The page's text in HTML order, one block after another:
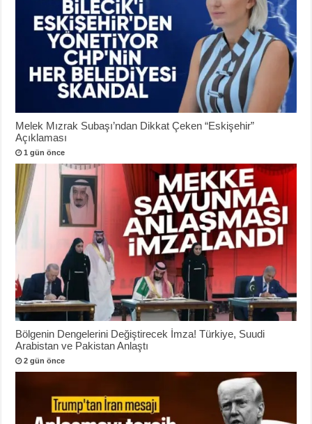
Melek Mızrak Subaşı’ndan Dikkat Çeken “Eskişehir”
Açıklaması
1 gün önce
Bölgenin Dengelerini Değiştirecek İmza! Türkiye, Suudi
Arabistan ve Pakistan Anlaştı
2 gün önce